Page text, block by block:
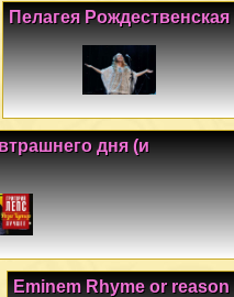
Пелагея Рождественская
дня (и
Eminem Rhyme or reason